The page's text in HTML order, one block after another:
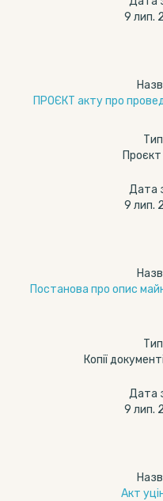
9 лип.
ПРОЄКТ акту про
Дата
9 лип.
Постанова про опис
Копії
Дата
9 лип.
Акт